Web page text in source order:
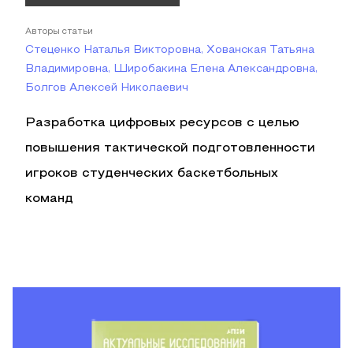
Авторы статьи
Стеценко Наталья Викторовна, Хованская Татьяна
Владимировна, Широбакина Елена Александровна,
Болгов Алексей Николаевич
Разработка цифровых ресурсов с целью
повышения тактической подготовленности
игроков студенческих баскетбольных
команд